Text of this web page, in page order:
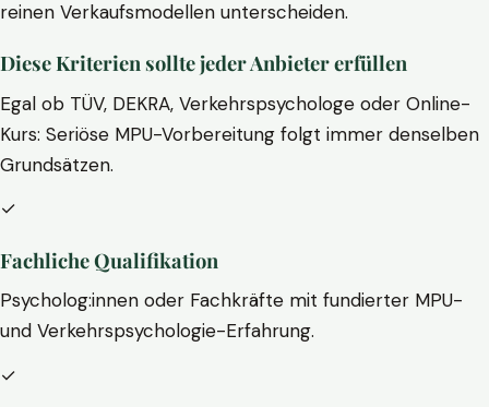
reinen Verkaufsmodellen unterscheiden.
Diese Kriterien sollte jeder Anbieter erfüllen
Egal ob TÜV, DEKRA, Verkehrspsychologe oder Online-
Kurs: Seriöse MPU-Vorbereitung folgt immer denselben
Grundsätzen.
✓
Fachliche Qualifikation
Psycholog:innen oder Fachkräfte mit fundierter MPU-
und Verkehrspsychologie-Erfahrung.
✓